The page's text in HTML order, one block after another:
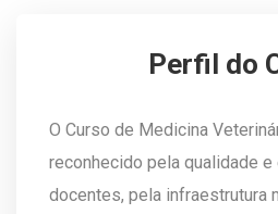
Perfil do
O Curso de Medicina
reconhecido pela qualidade
docentes, pela infraestrutura